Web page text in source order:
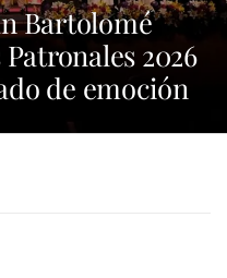
Bartolomé
2026
de emoción